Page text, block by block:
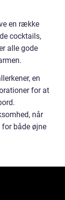
en række
cocktails,
alle gode
en
for at
når
både øjne